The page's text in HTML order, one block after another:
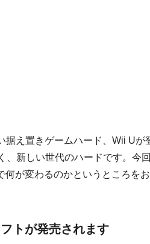
据え置きゲームハード、Wii U
、新しい世代のハードです。今
が変わるのかというところを
トが発売されます